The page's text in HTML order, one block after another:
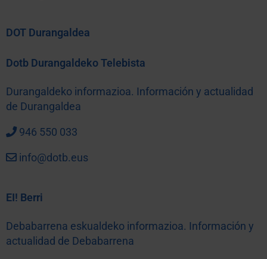
DOT Durangaldea
Dotb Durangaldeko Telebista
Durangaldeko informazioa. Información y actualidad
de Durangaldea
946 550 033
info@dotb.eus
EI! Berri
Debabarrena eskualdeko informazioa. Información y
actualidad de Debabarrena